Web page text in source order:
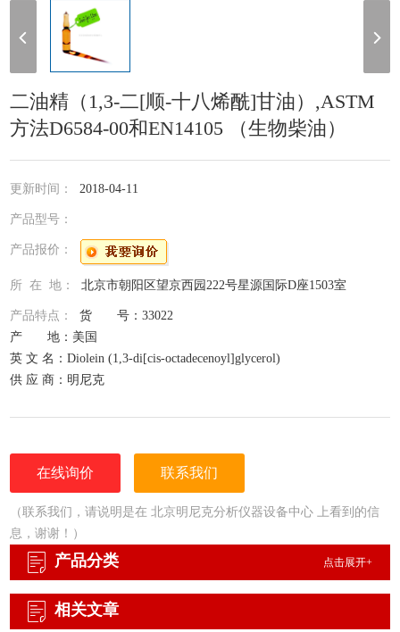
二油精（1,3-二[顺-十八烯酰]甘油）,ASTM
方法D6584-00和EN14105 （生物柴油）
更新时间：2018-04-11
产品型号：
产品报价：
所 在 地：北京市朝阳区望京西园222号星源国际D座1503室
产品特点：货 号：33022
产 地：美国
英 文 名：Diolein (1,3-di[cis-octadecenoyl]glycerol)
供 应 商：明尼克
在线询价 联系我们
（联系我们，请说明是在 北京明尼克分析仪器设备中心 上看到的信
息，谢谢！）
产品分类 点击展开+
相关文章